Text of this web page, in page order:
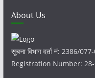
s
About Us
सूचना विभाग दर्ता नं: 2386/
Registration Number: